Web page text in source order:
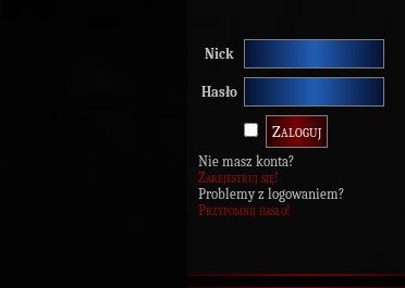
Nick
Hasło
Nie masz konta?
Zarejestruj się!
Problemy z logowaniem?
Przypomnij hasło!